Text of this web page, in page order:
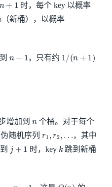
时，每个 key 以概率
（新桶），以概率
1 ，只有约 1 /(n 1 )
增加到
个桶。对于每个
随机序列 ，其中
j+ 1 时，key k跳到新桶
O(n )